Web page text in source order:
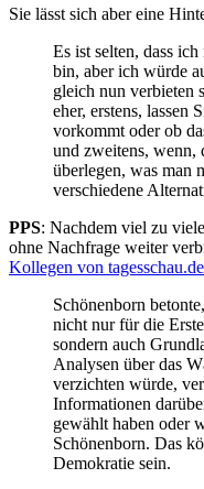
Sie lässt sich aber eine
Es ist selten, dass
bin, aber ich würde
gleich nun verbieten
eher, erstens, lassen
vorkommt oder ob
und zweitens, wenn,
überlegen, was man
verschiedene
PPS: Nachdem viel zu
ohne Nachfrage weiter
Kollegen von tagesschau.de
Schönenborn
nicht nur für die
sondern auch
Analysen über das
verzichten würde,
Informationen
gewählt haben oder
Schönenborn. Das
Demokratie sein.